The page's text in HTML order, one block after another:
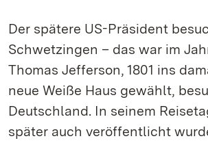
Der spätere US-Präsident
Schwetzingen – das war im
Thomas Jefferson, 1801 ins
neue Weiße Haus gewählt,
Deutschland. In seinem
später auch veröffentlicht